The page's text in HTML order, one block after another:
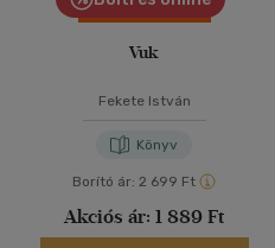
Vuk
Fekete István
Könyv
Borító ár: 2 699 Ft
Akciós ár: 1 889 Ft